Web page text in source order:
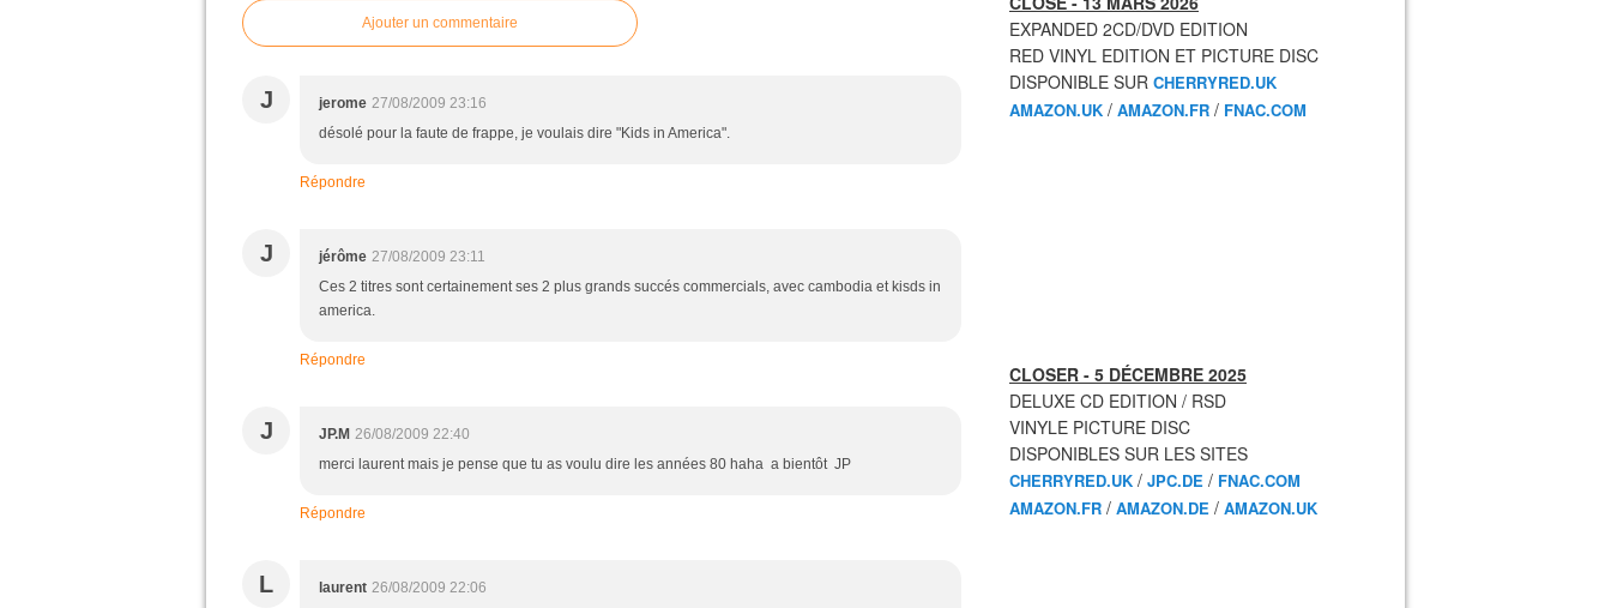
Ajouter un commentaire
J jerome 27/08/2009 23:16
désolé pour la faute de frappe, je voulais dire "Kids in America".
Répondre
J jérôme 27/08/2009 23:11
Ces 2 titres sont certainement ses 2 plus grands succés commercials, avec cambodia et kisds in
america.
Répondre
J JP.M 26/08/2009 22:40
merci laurent mais je pense que tu as voulu dire les années 80 haha a bientôt JP
Répondre
L laurent 26/08/2009 22:06
EXPANDED 2CD/DVD EDITION
RED VINYL EDITION ET PICTURE DISC
DISPONIBLE SUR CHERRYRED.UK
AMAZON.UK / AMAZON.FR / FNAC.COM
CLOSER - 5 DÉCEMBRE 2025
DELUXE CD EDITION / RSD
VINYLE PICTURE DISC
DISPONIBLES SUR LES SITES
CHERRYRED.UK / JPC.DE / FNAC.COM
AMAZON.FR / AMAZON.DE / AMAZON.UK